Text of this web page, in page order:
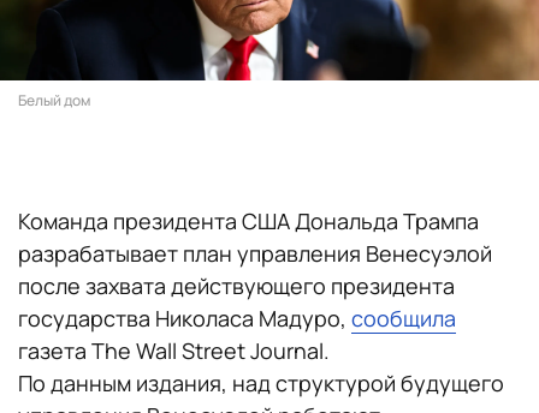
Белый дом
Команда президента США Дональда Трампа
разрабатывает план управления Венесуэлой
после захвата действующего президента
государства Николаса Мадуро, сообщила
газета The Wall Street Journal.
По данным издания, над структурой будущего